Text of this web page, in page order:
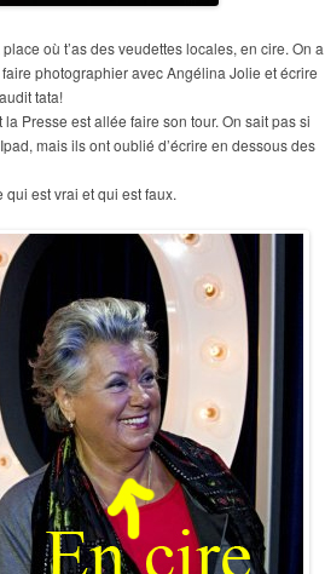
où t’as des veudettes locales, en cire. On a
photographier avec Angélina Jolie et écrire
tata!
Presse est allée faire son tour. On sait pas si
mais ils ont oublié d’écrire en dessous des
est vrai et qui est faux.